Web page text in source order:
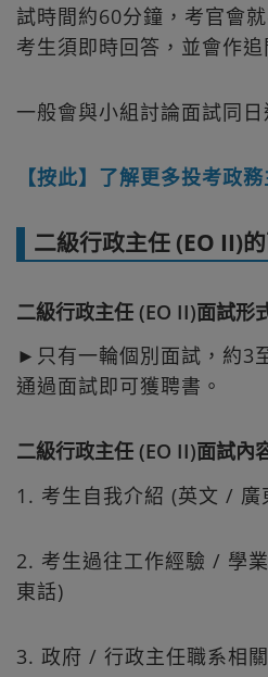
試時間約60分鐘，考官會
考生須即時回答，並會作追
一般會與小組討論面試同日
【按此】了解更多投考政
二級行政主任 (EO II)
二級行政主任 (EO II)面試形
►只有一輪個別面試，約3
通過面試即可獲聘書。
二級行政主任 (EO II)面試內
1. 考生自我介紹 (英文 / 廣
2. 考生過往工作經驗 / 學
東話)
3. 政府 / 行政主任職系相